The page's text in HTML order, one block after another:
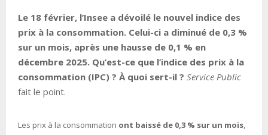
Le 18 février, l’Insee a dévoilé le nouvel indice des
prix à la consommation. Celui-ci a diminué de 0,3 %
sur un mois, après une hausse de 0,1 % en
décembre 2025. Qu’est-ce que l’indice des prix à la
consommation (IPC) ? À quoi sert-il ? Service Public
fait le point.
Les prix à la consommation ont baissé de 0,3 % sur un mois,